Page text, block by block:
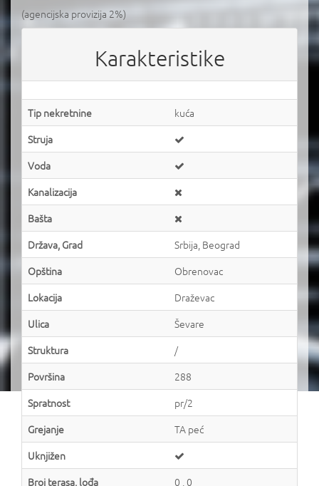
(agencijska provizija 2%)
Karakteristike
Tip nekretnine
kuća
Struja
Voda
Kanalizacija
Bašta
Država, Grad
Srbija, Beograd
Opština
Obrenovac
Lokacija
Draževac
Ulica
Ševare
Struktura
/
Površina
288
Spratnost
pr/2
Grejanje
TA peć
Uknjižen
Broj terasa, lođa
0 , 0